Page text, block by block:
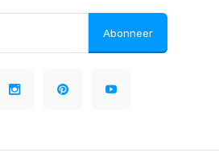
Abonneer